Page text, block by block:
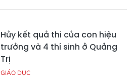
Hủy kết quả thi của con hiệu
trưởng và 4 thí sinh ở Quảng
Trị
GIÁO DỤC